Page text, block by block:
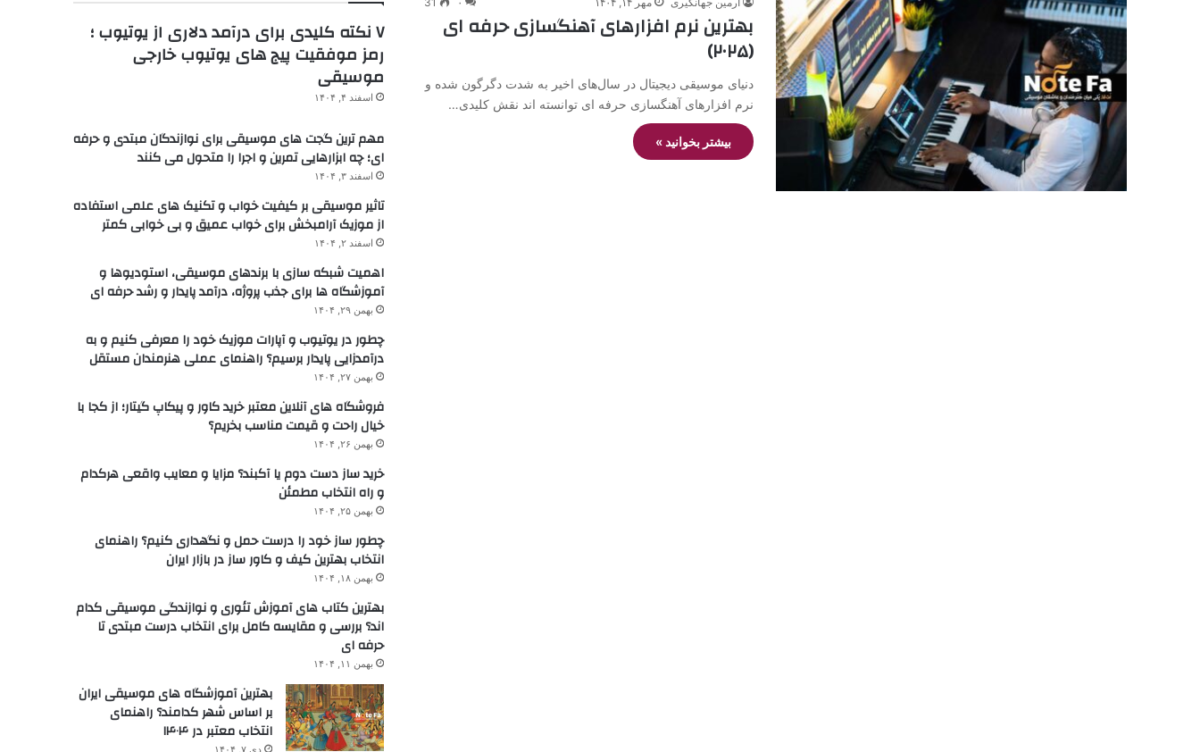
بهترین نرم افزارهای آهنگسازی حرفه ای
(۲۰۲۵)
دنیای موسیقی دیجیتال در سال‌های اخیر به شدت دگرگون شده و
نرم افزارهای آهنگسازی حرفه ای توانسته اند نقش کلیدی…
بیشتر بخوانید »
۷ نکته کلیدی برای درآمد دلاری از یوتیوب ؛
رمز موفقیت پیج های یوتیوب خارجی
موسیقی
اسفند ۴, ۱۴۰۴
مهم ترین گجت های موسیقی برای نوازندگان مبتدی و حرفه
ای؛ چه ابزارهایی تمرین و اجرا را متحول می کنند
اسفند ۳, ۱۴۰۴
تاثیر موسیقی بر کیفیت خواب و تکنیک های علمی استفاده
از موزیک آرامبخش برای خواب عمیق و بی خوابی کمتر
اسفند ۲, ۱۴۰۴
اهمیت شبکه سازی با برندهای موسیقی، استودیوها و
آموزشگاه ها برای جذب پروژه، درآمد پایدار و رشد حرفه ای
بهمن ۲۹, ۱۴۰۴
چطور در یوتیوب و آپارات موزیک خود را معرفی کنیم و به
درآمدزایی پایدار برسیم؟ راهنمای عملی هنرمندان مستقل
بهمن ۲۷, ۱۴۰۴
فروشگاه های آنلاین معتبر خرید کاور و پیکاپ گیتار؛ از کجا با
خیال راحت و قیمت مناسب بخریم؟
بهمن ۲۶, ۱۴۰۴
خرید ساز دست دوم یا آکبند؟ مزایا و معایب واقعی هرکدام
و راه انتخاب مطمئن
بهمن ۲۵, ۱۴۰۴
چطور ساز خود را درست حمل و نگهداری کنیم؟ راهنمای
انتخاب بهترین کیف و کاور ساز در بازار ایران
بهمن ۱۸, ۱۴۰۴
بهترین کتاب های آموزش تئوری و نوازندگی موسیقی کدام
اند؟ بررسی و مقایسه کامل برای انتخاب درست مبتدی تا
حرفه ای
بهمن ۱۱, ۱۴۰۴
بهترین آموزشگاه های موسیقی ایران
بر اساس شهر کدامند؟ راهنمای
انتخاب معتبر در ۱۴۰۴
دی ۷, ۱۴۰۴